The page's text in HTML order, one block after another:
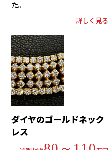
た。
詳しく見る
ダイヤのゴールドネック
レス